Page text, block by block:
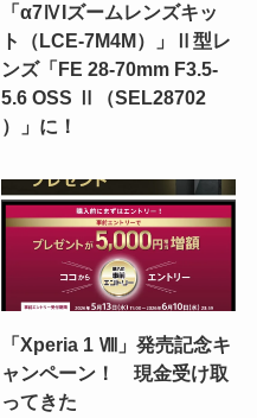
「α7ⅣIズームレンズキッ
ト（LCE-7M4M）」Ⅱ型レ
ンズ「FE 28-70mm F3.5-
5.6 OSS Ⅱ（SEL28702
）」に！
「Xperia 1 Ⅷ」発売記念キ
ャンペーン！ 現金受け取
ってきた